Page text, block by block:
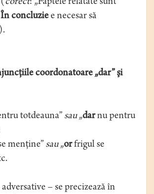
corect: „Faptele relatate sunt
În concluzie e necesar să
coordonatoare „dar” şi
totdeauna” sau„darnu pentru
menţine” sau„orfrigul se
– se precizează în